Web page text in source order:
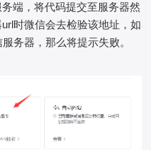
端，将代码提交至服务器然
时微信会去检验该地址，如
务器，那么将提示失败。